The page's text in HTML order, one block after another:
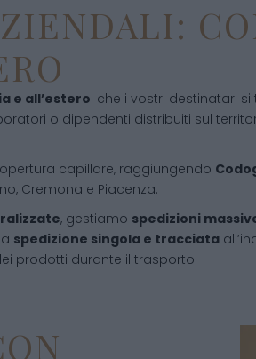
e all’estero: che i vostri destinatari
o dipendenti distribuiti sul
capillare, raggiungendo
Cremona e Piacenza.
, gestiamo spedizioni
spedizione singola e tracciata
prodotti durante il trasporto.